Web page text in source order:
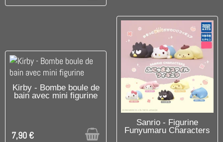
RUPTURE DE STOCK
Kirby - Bombe boule de
bain avec mini figurine
7,90 €
UNIQUEMENT EN BOUTIQUE
Sanrio - Figurine
Funyumaru Characters